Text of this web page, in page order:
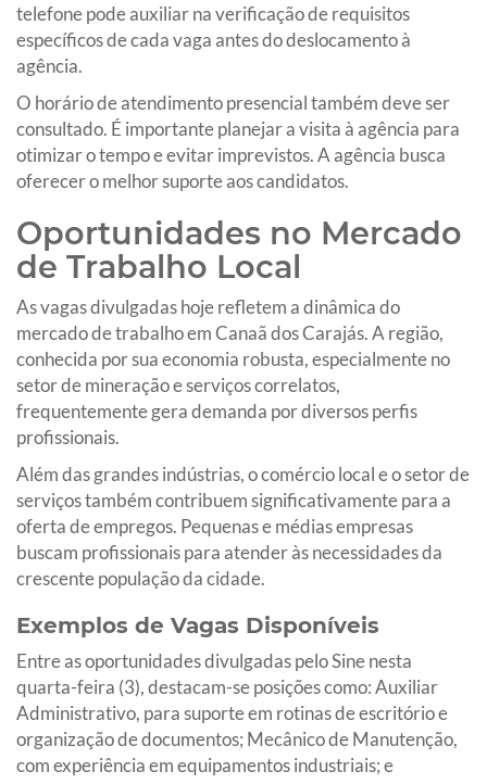
telefone pode auxiliar na verificação de requisitos
específicos de cada vaga antes do deslocamento à
agência.
O horário de atendimento presencial também deve ser
consultado. É importante planejar a visita à agência para
otimizar o tempo e evitar imprevistos. A agência busca
oferecer o melhor suporte aos candidatos.
Oportunidades no Mercado
de Trabalho Local
As vagas divulgadas hoje refletem a dinâmica do
mercado de trabalho em Canaã dos Carajás. A região,
conhecida por sua economia robusta, especialmente no
setor de mineração e serviços correlatos,
frequentemente gera demanda por diversos perfis
profissionais.
Além das grandes indústrias, o comércio local e o setor de
serviços também contribuem significativamente para a
oferta de empregos. Pequenas e médias empresas
buscam profissionais para atender às necessidades da
crescente população da cidade.
Exemplos de Vagas Disponíveis
Entre as oportunidades divulgadas pelo Sine nesta
quarta-feira (3), destacam-se posições como: Auxiliar
Administrativo, para suporte em rotinas de escritório e
organização de documentos; Mecânico de Manutenção,
com experiência em equipamentos industriais; e